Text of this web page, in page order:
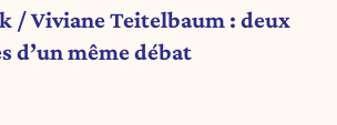
/ Viviane Teitelbaum : deux
d’un même débat